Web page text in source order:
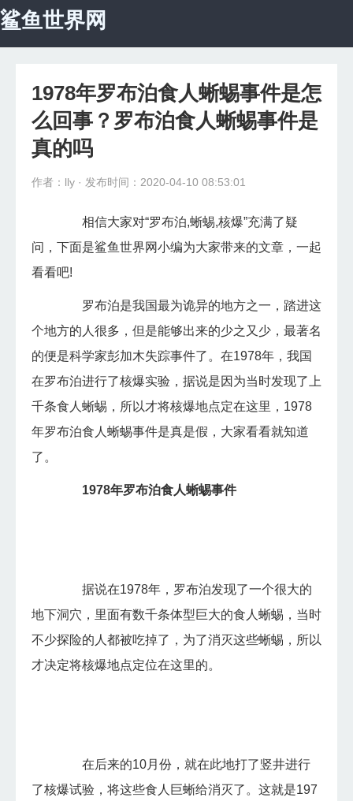
鲨鱼世界网
科学探秘
生命医学
1978年罗布泊食人蜥蜴事件是怎
么回事？罗布泊食人蜥蜴事件是
真的吗
作者：lly · 发布时间：2020-04-10 08:53:01
相信大家对“罗布泊,蜥蜴,核爆”充满了疑
问，下面是鲨鱼世界网小编为大家带来的文章，一起
看看吧!
罗布泊是我国最为诡异的地方之一，踏进这
个地方的人很多，但是能够出来的少之又少，最著名
的便是科学家彭加木失踪事件了。在1978年，我国
在罗布泊进行了核爆实验，据说是因为当时发现了上
千条食人蜥蜴，所以才将核爆地点定在这里，1978
年罗布泊食人蜥蜴事件是真是假，大家看看就知道
了。
1978年罗布泊食人蜥蜴事件
据说在1978年，罗布泊发现了一个很大的
地下洞穴，里面有数千条体型巨大的食人蜥蜴，当时
不少探险的人都被吃掉了，为了消灭这些蜥蜴，所以
才决定将核爆地点定位在这里的。
在后来的10月份，就在此地打了竖井进行
了核爆试验，将这些食人巨蜥给消灭了。这就是197